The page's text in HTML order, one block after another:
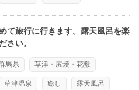
て旅行に行きます。露天風呂を楽
さい。
馬県 草津・尻焼・花敷
草津温泉 癒し 露天風呂